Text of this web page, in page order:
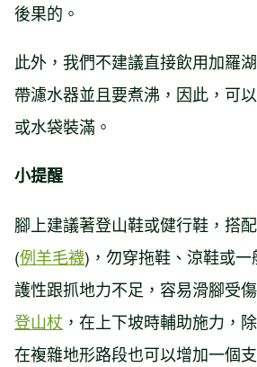
後果的。
此外，我們不建議直接飲用加羅
帶濾水器並且要煮沸，因此，可
或水袋裝滿。
小提醒
腳上建議著登山鞋或健行鞋，搭
(例羊毛襪)，勿穿拖鞋、涼鞋或
護性跟抓地力不足，容易滑腳受
登山杖 ，在上下坡時輔助施力，
在複雜地形路段也可以增加一個